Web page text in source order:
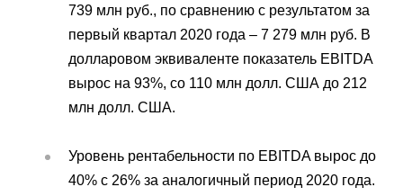
739 млн руб., по сравнению с результатом за
первый квартал 2020 года – 7 279 млн руб. В
долларовом эквиваленте показатель EBITDA
вырос на 93%, со 110 млн долл. США до 212
млн долл. США.
Уровень рентабельности по EBITDA вырос до
40% с 26% за аналогичный период 2020 года.